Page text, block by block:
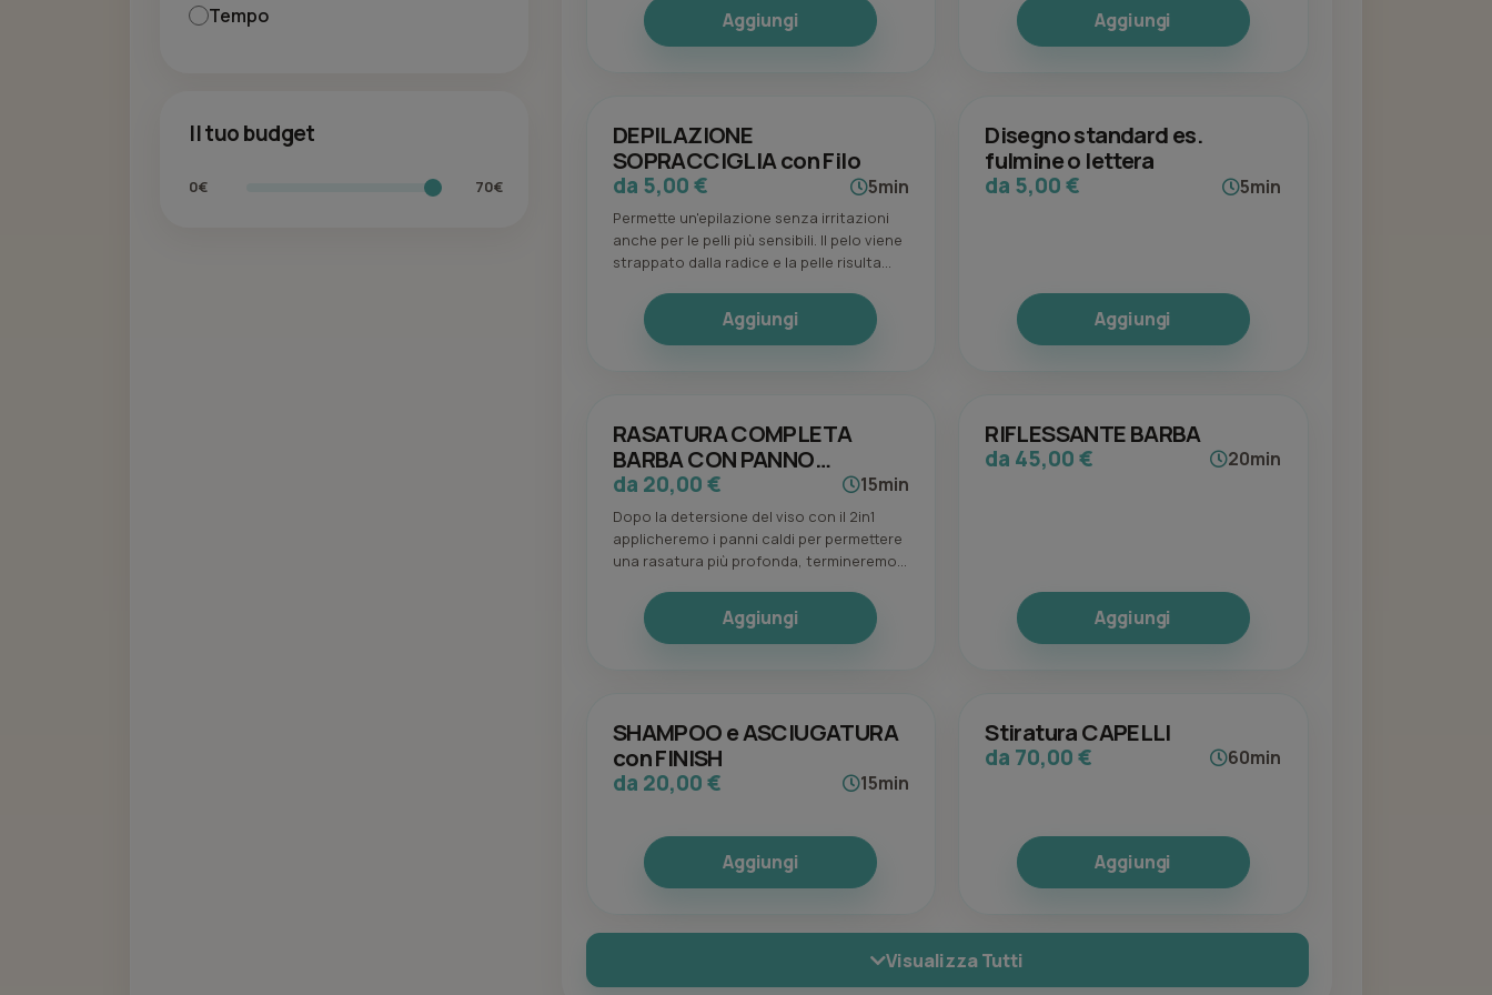
Tempo
Il tuo budget
0€ 70€
Aggiungi Aggiungi
DEPILAZIONE
SOPRACCIGLIA con Filo
da 5,00 € 5min
Permette un'epilazione senza irritazioni
anche per le pelli più sensibili. Il pelo viene
strappato dalla radice e la pelle risulta
Aggiungi
Disegno standard es.
fulmine o lettera
da 5,00 € 5min
Aggiungi
RASATURA COMPLETA
BARBA CON PANNO
CADO/FREDDO
da 20,00 € 15min
Dopo la detersione del viso con il 2in1
applicheremo i panni caldi per permettere
una rasatura più profonda, termineremo
Aggiungi
RIFLESSANTE BARBA
da 45,00 € 20min
Aggiungi
SHAMPOO e ASCIUGATURA
con FINISH
da 20,00 € 15min
Aggiungi
Stiratura CAPELLI
da 70,00 € 60min
Aggiungi
Visualizza Tutti